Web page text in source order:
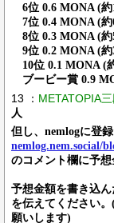
6位 0.6 MONA (約
7位 0.4 MONA (約
8位 0.3 MONA (約
9位 0.2 MONA (約
10位 0.1 MONA (
ブービー賞 0.9
13 ： METATOPIA
人
但し、nemlogに登
nemlog.nem.social/
のコメント欄に予想
予想金額を書き込
を伝えてください
願いします)